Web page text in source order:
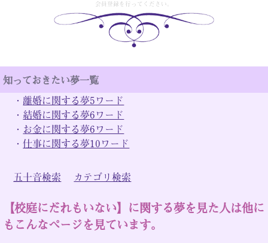
会員登録を行ってください。
知っておきたい夢一覧
・ 離婚に関する夢5ワード
・ 結婚に関する夢6ワード
・ お金に関する夢6ワード
・仕事に関する夢10ワード
五十音検索 カテゴリ検索
【校庭にだれもいない】に関する夢を見た人は他に
もこんなページを見ています。